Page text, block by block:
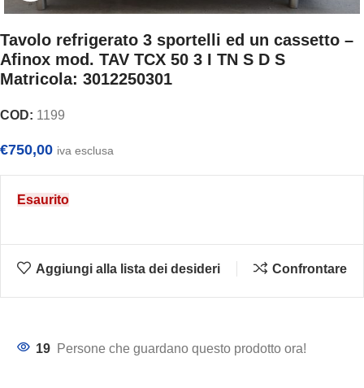
Tavolo refrigerato 3 sportelli ed un cassetto –
Afinox mod. TAV TCX 50 3 I TN S D S
Matricola: 3012250301
COD: 1199
€750,00 iva esclusa
Esaurito
Aggiungi alla lista dei desideri Confrontare
19 Persone che guardano questo prodotto ora!